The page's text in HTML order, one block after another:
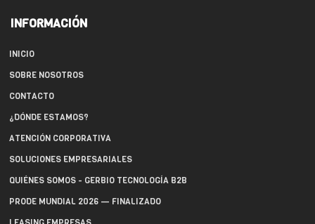
INFORMACIÓN
INICIO
SOBRE NOSOTROS
CONTACTO
¿DÓNDE ESTAMOS?
ATENCIÓN CORPORATIVA
SOLUCIONES EMPRESARIALES
QUIÉNES SOMOS - GERBIO TECNOLOGÍA B2B
PRODE MUNDIAL 2026 — FINALIZADO